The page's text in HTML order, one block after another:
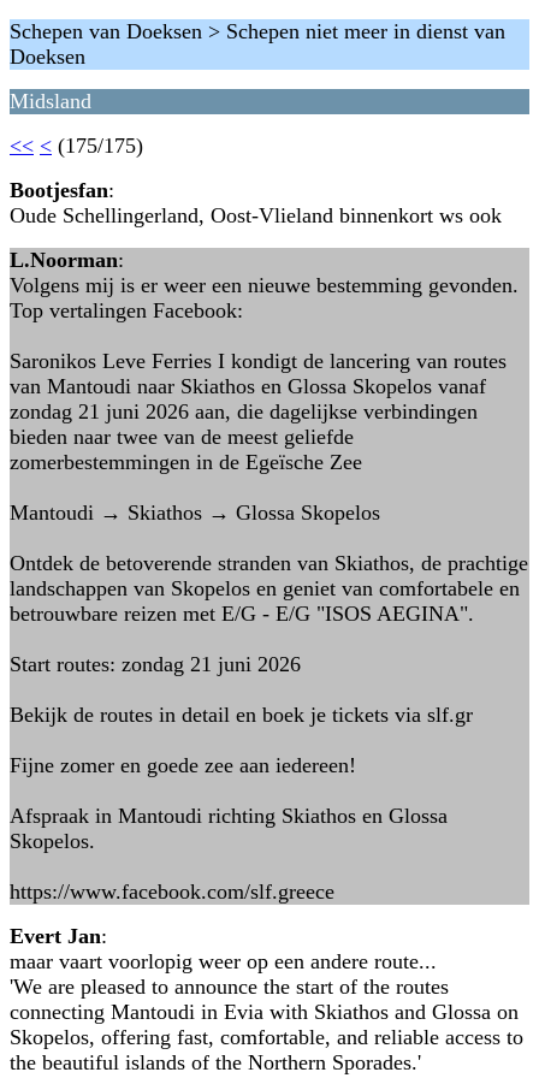
Schepen van Doeksen > Schepen niet meer in dienst van
Doeksen
Midsland
<< < (175/175)
Bootjesfan:
Oude Schellingerland, Oost-Vlieland binnenkort ws ook
L.Noorman:
Volgens mij is er weer een nieuwe bestemming gevonden.
Top vertalingen Facebook:
Saronikos Leve Ferries I kondigt de lancering van routes
van Mantoudi naar Skiathos en Glossa Skopelos vanaf
zondag 21 juni 2026 aan, die dagelijkse verbindingen
bieden naar twee van de meest geliefde
zomerbestemmingen in de Egeïsche Zee
Mantoudi → Skiathos → Glossa Skopelos
Ontdek de betoverende stranden van Skiathos, de prachtige
landschappen van Skopelos en geniet van comfortabele en
betrouwbare reizen met E/G - E/G "ISOS AEGINA".
Start routes: zondag 21 juni 2026
Bekijk de routes in detail en boek je tickets via slf.gr
Fijne zomer en goede zee aan iedereen!
Afspraak in Mantoudi richting Skiathos en Glossa
Skopelos.
https://www.facebook.com/slf.greece
Evert Jan:
maar vaart voorlopig weer op een andere route...
'We are pleased to announce the start of the routes
connecting Mantoudi in Evia with Skiathos and Glossa on
Skopelos, offering fast, comfortable, and reliable access to
the beautiful islands of the Northern Sporades.'